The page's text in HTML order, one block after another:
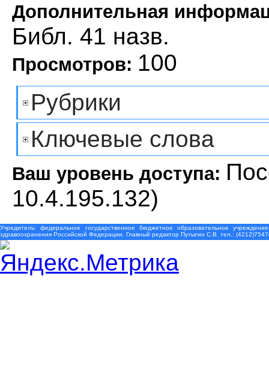
Дополнительная
Библ. 41 назв.
Просмотров: 100
Рубрики
Ключевые слова
Ваш уровень доступа:
10.4.195.132)
Учредитель: федеральное государственное бюджетное образовательное
здравоохранения Российской Федерации. Главный редактор Путыгин С.В. тел.: